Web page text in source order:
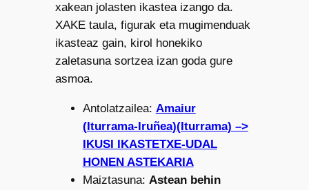
xakean jolasten ikastea izango da.
XAKE taula, figurak eta mugimenduak
ikasteaz gain, kirol honekiko
zaletasuna sortzea izan goda gure
asmoa.
Antolatzailea: Amaiur
(Iturrama-Iruñea)(Iturrama) –>
IKUSI IKASTETXE-UDAL
HONEN ASTEKARIA
Maiztasuna: Astean behin